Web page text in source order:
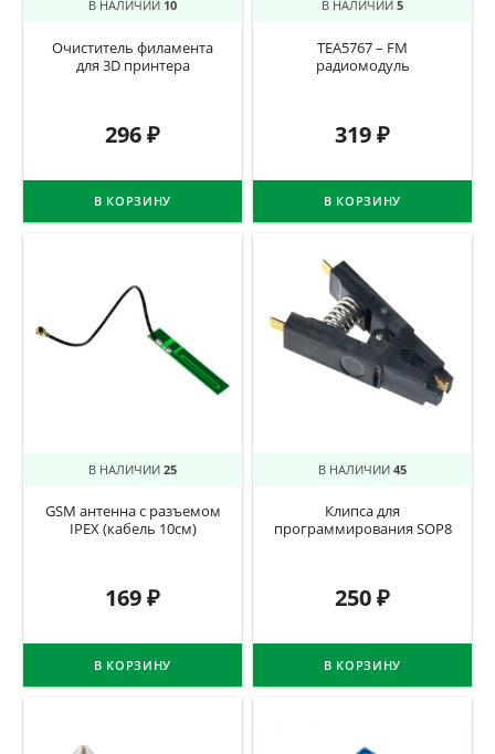
В НАЛИЧИИ 10
Очиститель филамента
для 3D принтера
296₽
В КОРЗИНУ
В НАЛИЧИИ 5
TEA5767 – FM
радиомодуль
319₽
В КОРЗИНУ
В НАЛИЧИИ 25
GSM антенна с разъемом
IPEX (кабель 10см)
169₽
В КОРЗИНУ
В НАЛИЧИИ 45
Клипса для
программирования SOP8
250₽
В КОРЗИНУ